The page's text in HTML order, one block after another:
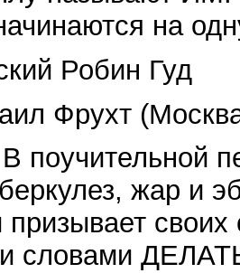
на
Робин Гуд
Фрухт
В поучительной
жар и
призывает
словами